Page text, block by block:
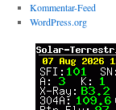
Kommentar-Feed
WordPress.org